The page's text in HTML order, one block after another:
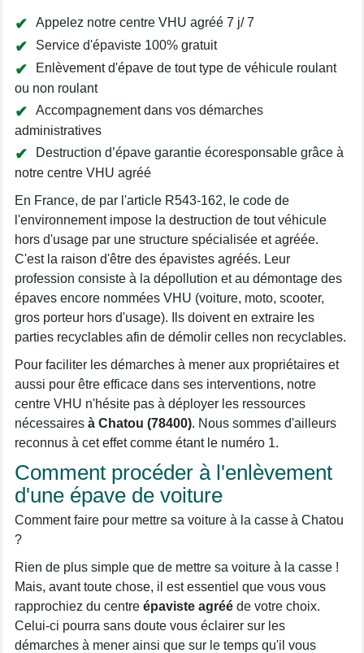
Appelez notre centre VHU agréé 7 j/ 7
Service d'épaviste 100% gratuit
Enlèvement d'épave de tout type de véhicule roulant
ou non roulant
Accompagnement dans vos démarches
administratives
Destruction d’épave garantie écoresponsable grâce à
notre centre VHU agréé
En France, de par l'article R543-162, le code de
l'environnement impose la destruction de tout véhicule
hors d'usage par une structure spécialisée et agréée.
C'est la raison d'être des épavistes agréés. Leur
profession consiste à la dépollution et au démontage des
épaves encore nommées VHU (voiture, moto, scooter,
gros porteur hors d'usage). Ils doivent en extraire les
parties recyclables afin de démolir celles non recyclables.
Pour faciliter les démarches à mener aux propriétaires et
aussi pour être efficace dans ses interventions, notre
centre VHU n'hésite pas à déployer les ressources
nécessaires à Chatou (78400). Nous sommes d'ailleurs
reconnus à cet effet comme étant le numéro 1.
Comment procéder à l'enlèvement
d'une épave de voiture
Comment faire pour mettre sa voiture à la casse à Chatou
?
Rien de plus simple que de mettre sa voiture à la casse !
Mais, avant toute chose, il est essentiel que vous vous
rapprochiez du centre épaviste agréé de votre choix.
Celui-ci pourra sans doute vous éclairer sur les
démarches à mener ainsi que sur le temps qu'il vous